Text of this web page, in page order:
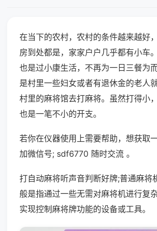
在当下的农村，农村的条件越来越好
房到处都是，家家户户几乎都有小车
也是过小康生活，不再为一日三餐为
是村里一些妇女或者有退休金的老人
村里的麻将馆去打麻将。虽然打得小
也是一笔不小的开支。
若你在仪器使用上需要帮助，想获取
加微信号; sdf6770 随时交流 。
打自动麻将听声音判断好牌;普通麻将
般是指通过一些无需对麻将机进行复
实现控制麻将牌功能的设备或工具。